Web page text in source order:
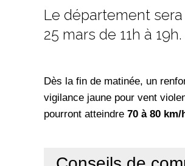
Le département
25 mars de 11h à 19h.
Dès la fin de matinée, un
vigilance jaune pour vent
pourront atteindre 70 à 80 km/